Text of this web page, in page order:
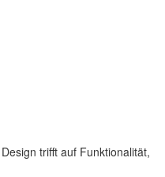
trifft auf Funktionalität,